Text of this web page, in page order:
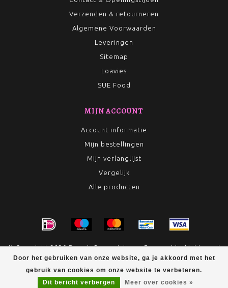
Door het gebruiken van onze website, ga je akkoord met het
gebruik van cookies om onze website te verbeteren.
Dit bericht verbergen
Meer over cookies »
Verzenden & retourneren
Algemene Voorwaarden
Leveringen
Sitemap
Loavies
SUE Food
MIJN ACCOUNT
Account informatie
Mijn bestellingen
Mijn verlanglijst
Vergelijk
Alle producten
© Copyright 2026 Rumah Conceptstore - Powered byLightspeed
- Theme by Dyvelopment